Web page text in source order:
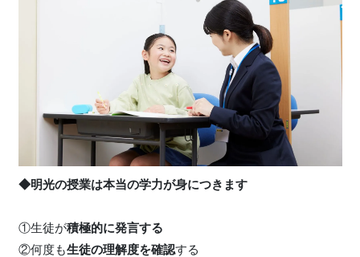
◆明光の授業は本当の学力が身につきます
①生徒が積極的に発言する
②何度も生徒の理解度を確認する